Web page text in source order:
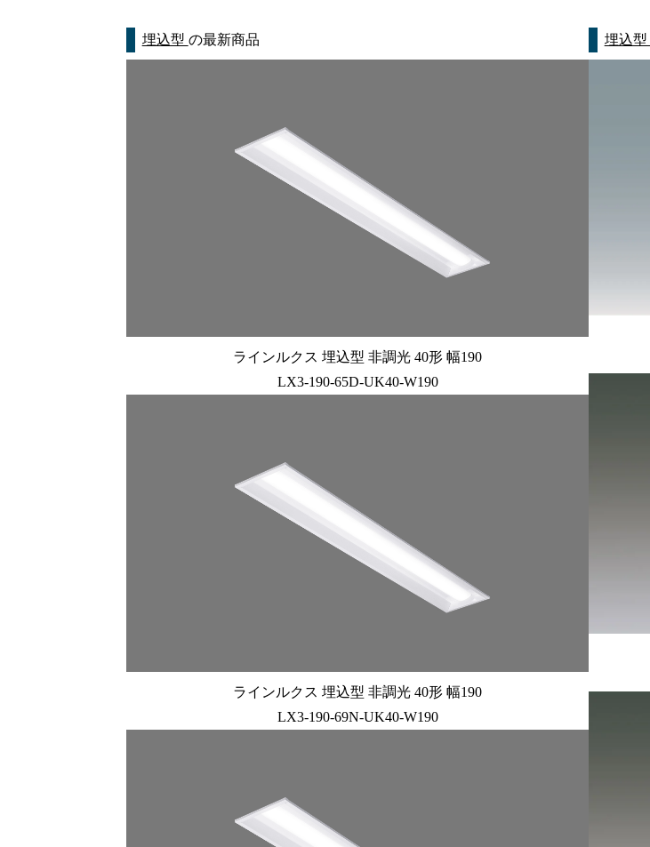
埋込型 の最新商品
ラインルクス 埋込型 非調光 40形 幅190
LX3-190-65D-UK40-W190
ラインルクス 埋込型 非調光 40形 幅190
LX3-190-69N-UK40-W190
埋込型